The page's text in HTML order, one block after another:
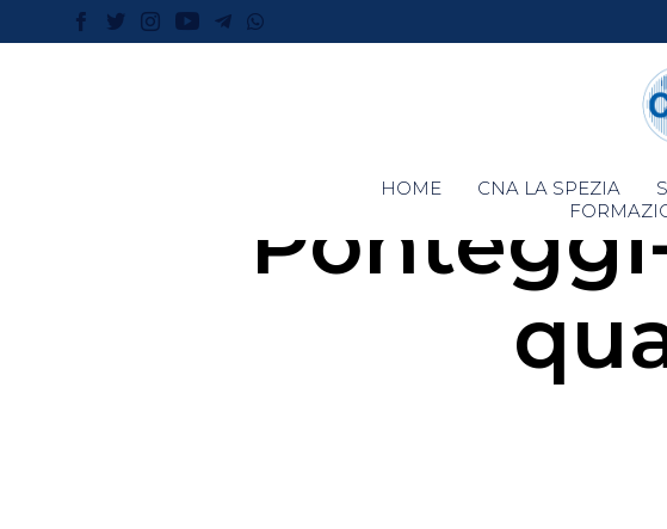
HOME CNA LA SPEZIA